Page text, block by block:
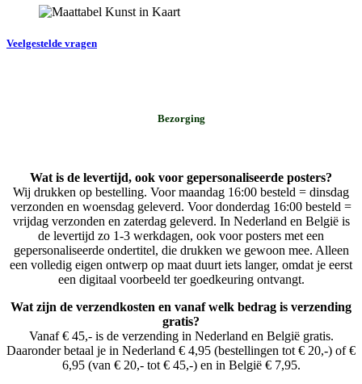
Veelgestelde vragen
Bezorging
Wat is de levertijd, ook voor gepersonaliseerde posters?
Wij drukken op bestelling. Voor maandag 16:00 besteld = dinsdag
verzonden en woensdag geleverd. Voor donderdag 16:00 besteld =
vrijdag verzonden en zaterdag geleverd. In Nederland en België is
de levertijd zo 1-3 werkdagen, ook voor posters met een
gepersonaliseerde ondertitel, die drukken we gewoon mee. Alleen
een volledig eigen ontwerp op maat duurt iets langer, omdat je eerst
een digitaal voorbeeld ter goedkeuring ontvangt.
Wat zijn de verzendkosten en vanaf welk bedrag is verzending
gratis?
Vanaf € 45,- is de verzending in Nederland en België gratis.
Daaronder betaal je in Nederland € 4,95 (bestellingen tot € 20,-) of €
6,95 (van € 20,- tot € 45,-) en in België € 7,95.